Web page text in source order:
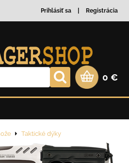
Prihlásiť sa Registrácia
0 €
Taktické dýky